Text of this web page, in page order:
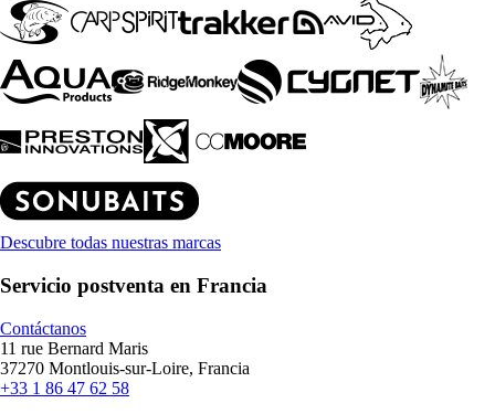
Descubre todas nuestras marcas
Servicio postventa en Francia
Contáctanos
11 rue Bernard Maris
37270 Montlouis-sur-Loire, Francia
+33 1 86 47 62 58